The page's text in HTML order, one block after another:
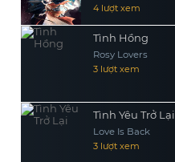
4 lượt xem
Tình Hồng
Rosy Lovers
3 lượt xem
Tình Yêu Trở Lại
Love Is Back
3 lượt xem